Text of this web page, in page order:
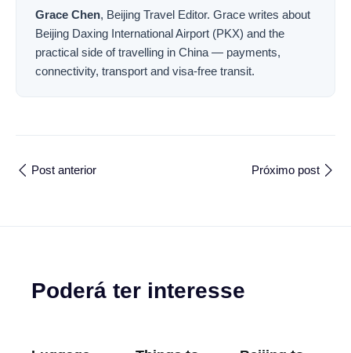
Grace Chen, Beijing Travel Editor. Grace writes about
Beijing Daxing International Airport (PKX) and the
practical side of travelling in China — payments,
connectivity, transport and visa-free transit.
Post anterior Próximo post
Poderá ter interesse